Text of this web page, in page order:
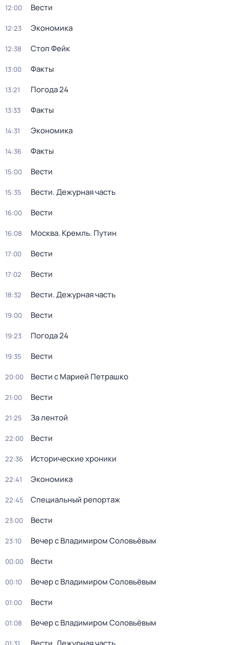
12:00 Вести
12:23 Экономика
12:38 Стоп Фейк
13:00 Факты
13:21 Погода 24
13:33 Факты
14:31 Экономика
14:36 Факты
15:00 Вести
15:35 Вести. Дежурная часть
16:00 Вести
16:08 Москва. Кремль. Путин
17:00 Вести
17:02 Вести
18:32 Вести. Дежурная часть
19:00 Вести
19:23 Погода 24
19:35 Вести
20:00 Вести с Марией Петрашко
21:00 Вести
21:25 За лентой
22:00 Вести
22:36 Исторические хроники
22:41 Экономика
22:45 Специальный репортаж
23:00 Вести
23:10 Вечер с Владимиром Соловьёвым
00:00 Вести
00:10 Вечер с Владимиром Соловьёвым
01:00 Вести
01:08 Вечер с Владимиром Соловьёвым